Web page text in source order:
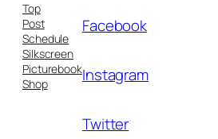
Top
Post
Schedule
Silkscreen
Picturebook
Shop
Facebook
Instagram
Twitter